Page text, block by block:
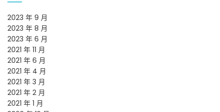
2023 年 9 月
2023 年 8 月
2023 年 6 月
2021 年 11 月
2021 年 6 月
2021 年 4 月
2021 年 3 月
2021 年 2 月
2021 年 1 月